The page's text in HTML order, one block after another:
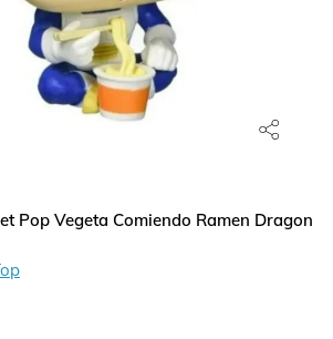
Pop Vegeta Comiendo Ramen Dragon